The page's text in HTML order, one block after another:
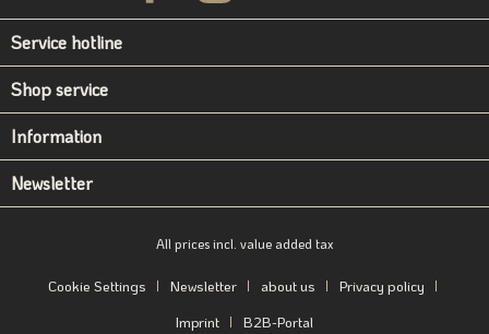
Service hotline
Shop service
Information
Newsletter
All prices incl. value added tax
Cookie Settings Newsletter about us
Privacy policy
Imprint
B2B-Portal